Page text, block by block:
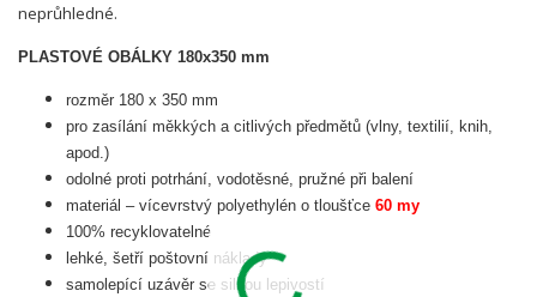
neprůhledné.
PLASTOVÉ OBÁLKY 180x350 mm
rozměr 180 x 350 mm
pro zasílání měkkých a citlivých předmětů (vlny, textilií, knih,
apod.)
odolné proti potrhání, vodotěsné, pružné při balení
materiál – vícevrstvý polyethylén o tloušťce 60 my
100% recyklovatelné
lehké, šetří poštovní náklady
samolepící uzávěr se silnou lepivostí